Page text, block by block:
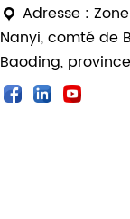
Adresse :
Nanyi, comté de
Baoding,